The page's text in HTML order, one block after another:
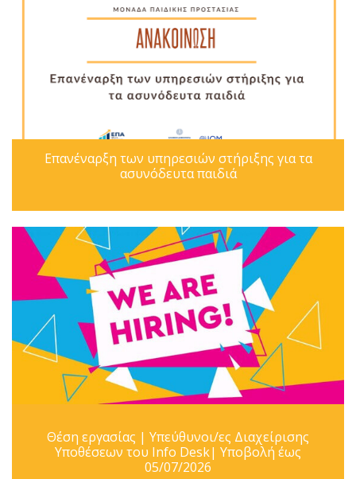
Επανέναρξη των υπηρεσιών στήριξης για τα
ασυνόδευτα παιδιά
Θέση εργασίας | Υπεύθυνοι/ες Διαχείρισης
Υποθέσεων του Info Desk| Υποβολή έως
05/07/2026